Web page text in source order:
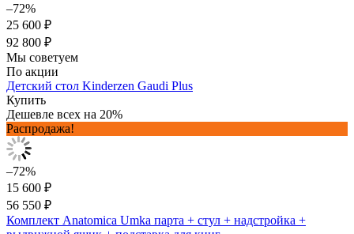
–72%
25 600 ₽
92 800 ₽
Мы советуем
По акции
Детский стол Kinderzen Gaudi Plus
Купить
Дешевле всех на 20%
Распродажа!
–72%
15 600 ₽
56 550 ₽
Комплект Anatomica Umka парта + стул + надстройка +